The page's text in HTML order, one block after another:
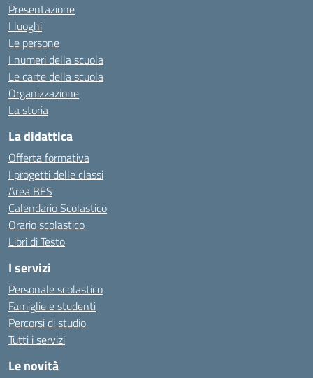
Presentazione
I luoghi
Le persone
I numeri della scuola
Le carte della scuola
Organizzazione
La storia
La didattica
Offerta formativa
I progetti delle classi
Area BES
Calendario Scolastico
Orario scolastico
Libri di Testo
I servizi
Personale scolastico
Famiglie e studenti
Percorsi di studio
Tutti i servizi
Le novità